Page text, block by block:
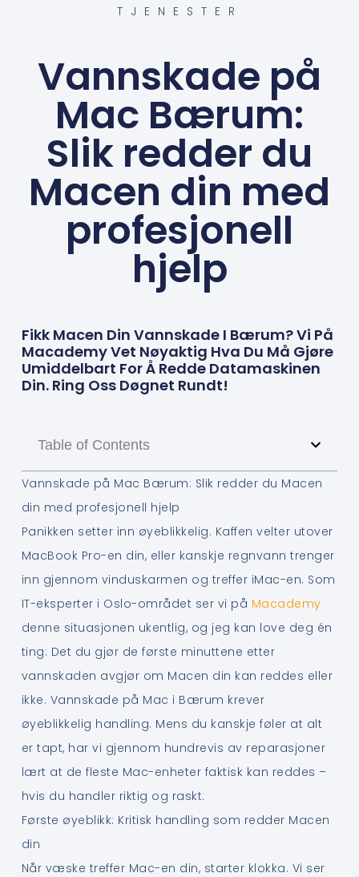
TJENESTER
Vannskade på
Mac Bærum:
Slik redder du
Macen din med
profesjonell
hjelp
Fikk Macen Din Vannskade I Bærum? Vi På
Macademy Vet Nøyaktig Hva Du Må Gjøre
Umiddelbart For Å Redde Datamaskinen
Din. Ring Oss Døgnet Rundt!
Table of Contents
Vannskade på Mac Bærum: Slik redder du Macen
din med profesjonell hjelp
Panikken setter inn øyeblikkelig. Kaffen velter utover
MacBook Pro-en din, eller kanskje regnvann trenger
inn gjennom vinduskarmen og treffer iMac-en. Som
IT-eksperter i Oslo-området ser vi på Macademy
denne situasjonen ukentlig, og jeg kan love deg én
ting: Det du gjør de første minuttene etter
vannskaden avgjør om Macen din kan reddes eller
ikke. Vannskade på Mac i Bærum krever
øyeblikkelig handling. Mens du kanskje føler at alt
er tapt, har vi gjennom hundrevis av reparasjoner
lært at de fleste Mac-enheter faktisk kan reddes –
hvis du handler riktig og raskt.
Første øyeblikk: Kritisk handling som redder Macen
din
Når væske treffer Mac-en din, starter klokka. Vi ser